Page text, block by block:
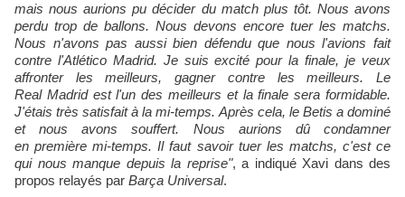
mais nous aurions pu décider du match plus tôt. Nous avons
perdu trop de ballons. Nous devons encore tuer les matchs.
Nous n'avons pas aussi bien défendu que nous l'avions fait
contre l'Atlético Madrid. Je suis excité pour la finale, je veux
affronter les meilleurs, gagner contre les meilleurs. Le
Real Madrid est l'un des meilleurs et la finale sera formidable.
J'étais très satisfait à la mi-temps. Après cela, le Betis a dominé
et nous avons souffert. Nous aurions dû condamner
en première mi-temps. Il faut savoir tuer les matchs, c'est ce
qui nous manque depuis la reprise", a indiqué Xavi dans des
propos relayés par Barça Universal.